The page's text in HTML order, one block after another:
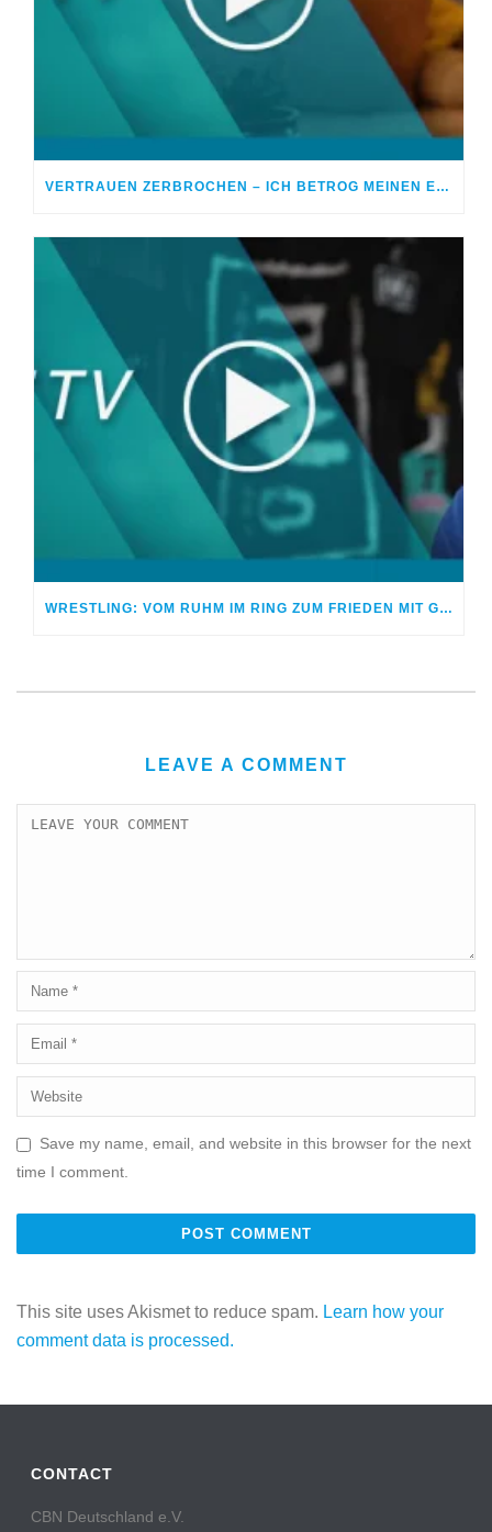
VERTRAUEN ZERBROCHEN – ICH BETROG MEINEN EHEPARTNER
WRESTLING: VOM RUHM IM RING ZUM FRIEDEN MIT GOTT
LEAVE A COMMENT
Save my name, email, and website in this browser for the next
time I comment.
This site uses Akismet to reduce spam. Learn how your
comment data is processed.
CONTACT
CBN Deutschland e.V.